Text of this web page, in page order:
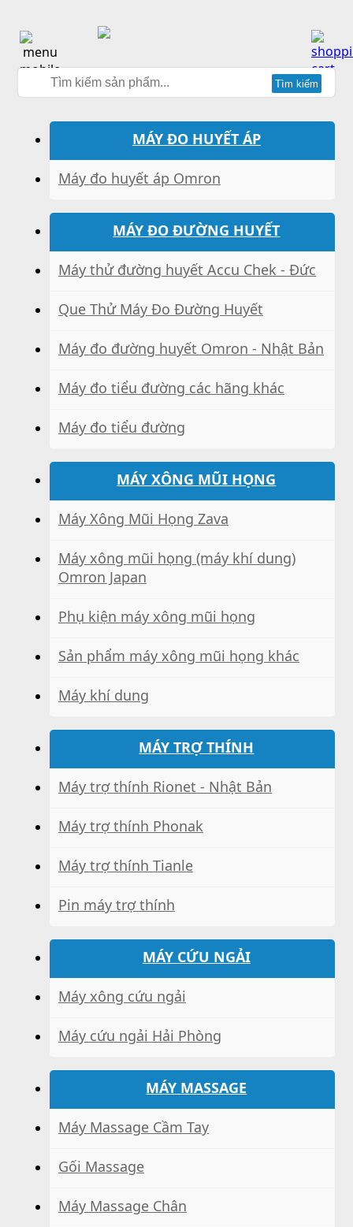
Tìm kiếm
MÁY ĐO HUYẾT ÁP
Máy đo huyết áp Omron
MÁY ĐO ĐƯỜNG HUYẾT
Máy thử đường huyết Accu Chek - Đức
Que Thử Máy Đo Đường Huyết
Máy đo đường huyết Omron - Nhật Bản
Máy đo tiểu đường các hãng khác
Máy đo tiểu đường
MÁY XÔNG MŨI HỌNG
Máy Xông Mũi Họng Zava
Máy xông mũi họng (máy khí dung)
Omron Japan
Phụ kiện máy xông mũi họng
Sản phẩm máy xông mũi họng khác
Máy khí dung
MÁY TRỢ THÍNH
Máy trợ thính Rionet - Nhật Bản
Máy trợ thính Phonak
Máy trợ thính Tianle
Pin máy trợ thính
MÁY CỨU NGẢI
Máy xông cứu ngải
Máy cứu ngải Hải Phòng
MÁY MASSAGE
Máy Massage Cầm Tay
Gối Massage
Máy Massage Chân